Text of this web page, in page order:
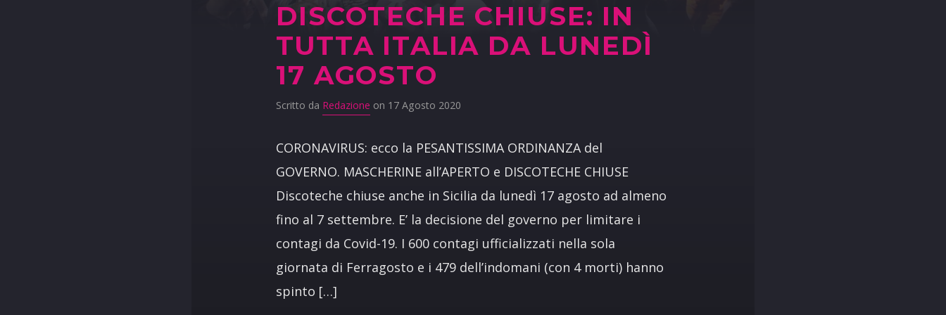
DISCOTECHE CHIUSE: IN
TUTTA ITALIA DA LUNEDÌ
17 AGOSTO
Scritto da Redazione on 17 Agosto 2020
CORONAVIRUS: ecco la PESANTISSIMA ORDINANZA del
GOVERNO. MASCHERINE all’APERTO e DISCOTECHE CHIUSE
Discoteche chiuse anche in Sicilia da lunedì 17 agosto ad almeno
fino al 7 settembre. E’ la decisione del governo per limitare i
contagi da Covid-19. I 600 contagi ufficializzati nella sola
giornata di Ferragosto e i 479 dell’indomani (con 4 morti) hanno
spinto […]